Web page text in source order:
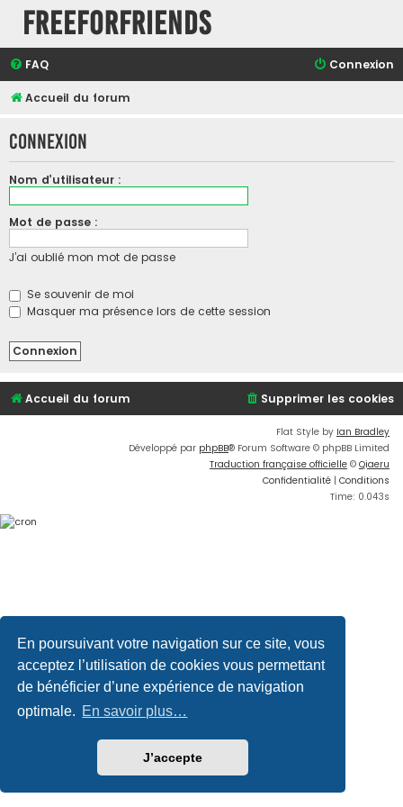
En poursuivant votre navigation sur ce site, vous
acceptez l’utilisation de cookies vous permettant
de bénéficier d’une expérience de navigation
optimale. En savoir plus…
J’accepte
FreeForFriends
FAQ Connexion
Accueil du forum
Connexion
Nom d’utilisateur :
Mot de passe :
J’ai oublié mon mot de passe
Se souvenir de moi
Masquer ma présence lors de cette session
Accueil du forum Supprimer les cookies
Flat Style by Ian Bradley
Développé par phpBB® Forum Software © phpBB Limited
Traduction française officielle © Qiaeru
Confidentialité | Conditions
Time: 0.043s